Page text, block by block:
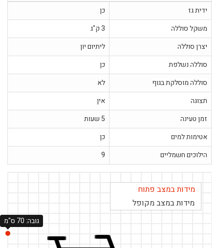
ידית גז
משקל סוללה
יצרן סוללה
ליתיום יון
סוללה נשלפת
סוללה מוסלקת בגוף
לא
תצוגה
אין
זמן טעינה
אטימות למים
הילוכים חשמליים
מידות במצב פתוח
מידות במצב מקופל
גובה: 70 ס"מ